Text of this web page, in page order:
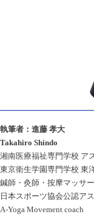
執筆者：進藤 孝大
Takahiro Shindo
湘南医療福祉専門学校 ア
東京衛生学園専門学校 東
鍼師・灸師・按摩マッサ
日本スポーツ協会公認ア
A-Yoga Movement coach